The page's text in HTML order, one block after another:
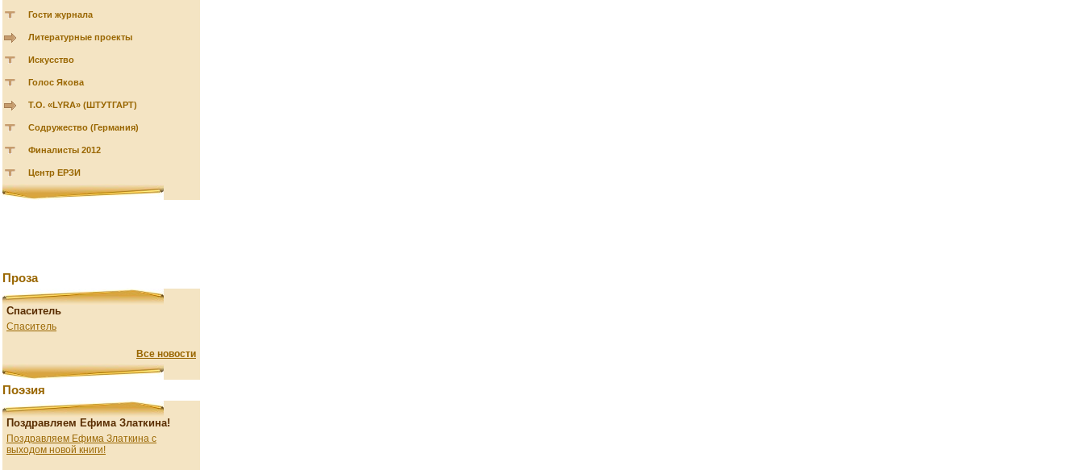
Гости журнала
Литературные проекты
Искусство
Голос Якова
Т.О. «LYRA» (ШТУТГАРТ)
Содружество (Германия)
Финалисты 2012
Центр ЕРЗИ
Проза
Спаситель
Спаситель
Все новости
Поэзия
Поздравляем Ефима Златкина!
Поздравляем Ефима Златкина с
выходом новой книги!